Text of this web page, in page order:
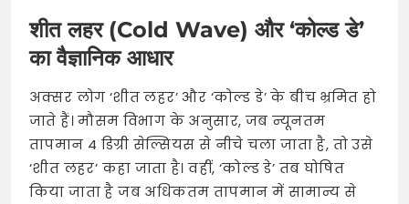
शीत लहर (Cold Wave) और ‘कोल्ड डे’
का वैज्ञानिक आधार
अक्सर लोग ‘शीत लहर’ और ‘कोल्ड डे’ के बीच भ्रमित हो
जाते हैं। मौसम विभाग के अनुसार, जब न्यूनतम
तापमान 4 डिग्री सेल्सियस से नीचे चला जाता है, तो उसे
‘शीत लहर’ कहा जाता है। वहीं, ‘कोल्ड डे’ तब घोषित
किया जाता है जब अधिकतम तापमान में सामान्य से